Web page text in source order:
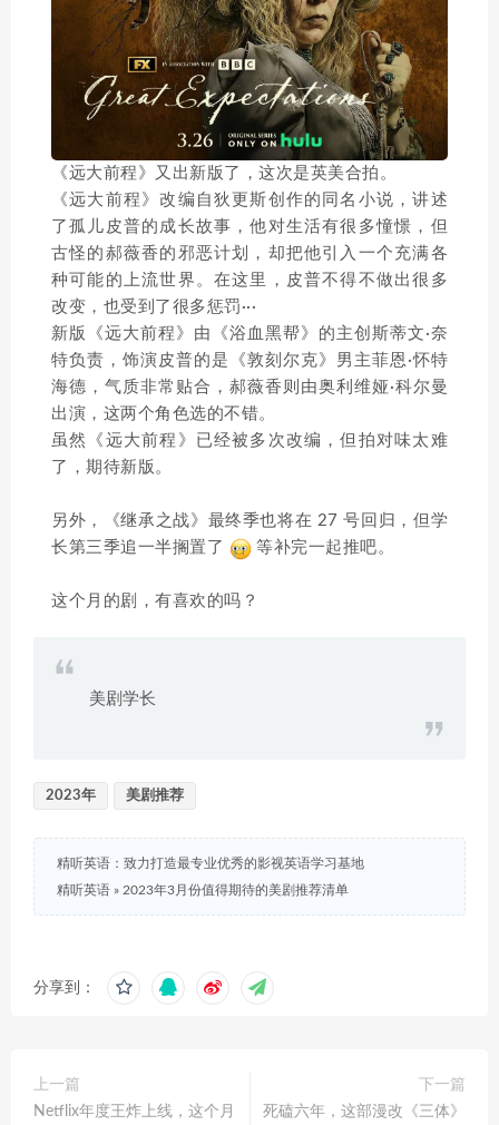
《远大前程》又出新版了，这次是英美合拍。
《远大前程》改编自狄更斯创作的同名小说，讲述
了孤儿皮普的成长故事，他对生活有很多憧憬，但
古怪的郝薇香的邪恶计划，却把他引入一个充满各
种可能的上流世界。在这里，皮普不得不做出很多
改变，也受到了很多惩罚···
新版《远大前程》由《浴血黑帮》的主创斯蒂文·奈
特负责，饰演皮普的是《敦刻尔克》男主菲恩·怀特
海德，气质非常贴合，郝薇香则由奥利维娅·科尔曼
出演，这两个角色选的不错。
虽然《远大前程》已经被多次改编，但拍对味太难
了，期待新版。
另外，《继承之战》最终季也将在 27 号回归，但学
长第三季追一半搁置了
等补完一起推吧。
这个月的剧，有喜欢的吗？
美剧学长
2023年 美剧推荐
精听英语：致力打造最专业优秀的影视英语学习基地
精听英语 » 2023年3月份值得期待的美剧推荐清单
分享到：
上一篇
Netflix年度王炸上线，这个月
下一篇
死磕六年，这部漫改《三体》